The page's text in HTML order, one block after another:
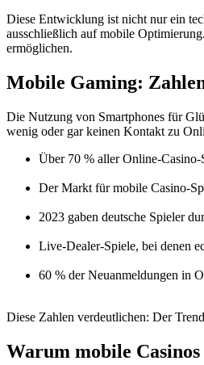
Diese Entwicklung ist nicht nur ein
ausschließlich auf mobile
ermöglichen.
Mobile Gaming:
Die Nutzung von Smartphones für
wenig oder gar keinen Kontakt zu
Über 70 % aller Online-Casino-
Der Markt für mobile Casino-
2023 gaben deutsche Spieler
Live-Dealer-Spiele, bei denen
60 % der Neuanmeldungen in
Diese Zahlen verdeutlichen: Der
Warum mobile